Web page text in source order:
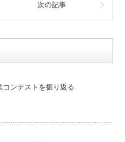
次の記事
コンテストを振り返る